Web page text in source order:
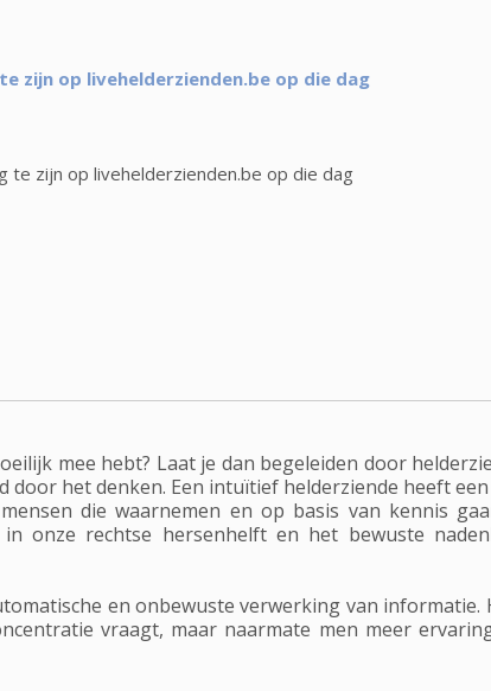
zijn op livehelderzienden.be op die dag
te zijn op livehelderzienden.be op die dag
mee hebt? Laat je dan begeleiden door
het denken. Een intuïtief helderziende heeft
die waarnemen en op basis van kennis
onze rechtse hersenhelft en het bewuste
en onbewuste verwerking van informatie.
vraagt, maar naarmate men meer